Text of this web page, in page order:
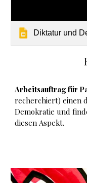
Diktatur und
Arbeitsauftrag für
recherchiert) einen
Demokratie und
diesen Aspekt.